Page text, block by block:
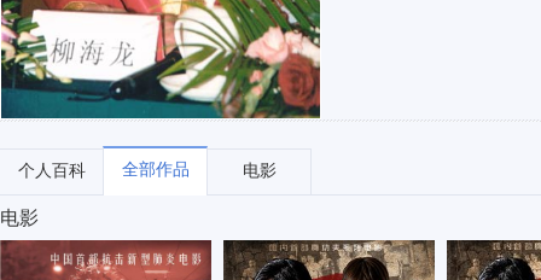
个人百科 全部作品 电影
电影